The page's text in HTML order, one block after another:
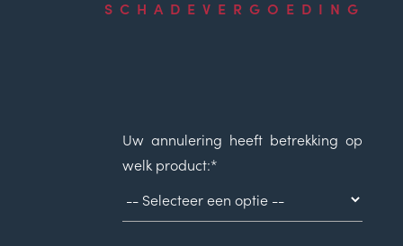
SCHADEVERGOEDING
Uw annulering heeft betrekking op
welk product:*